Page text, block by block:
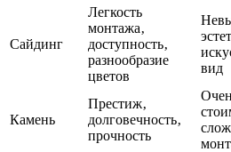
Сайдинг
Легкость
монтажа‚
доступность‚
разнообразие
цветов
вид
Камень
Престиж‚
долговечность‚
прочность